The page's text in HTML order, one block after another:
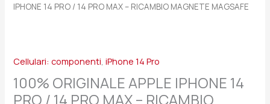
IPHONE 14 PRO / 14 PRO MAX – RICAMBIO MAGNETE MAGSAFE
Cellulari: componenti,iPhone 14 Pro
100% ORIGINALE APPLE IPHONE 14
PRO / 14 PRO MAX – RICAMBIO